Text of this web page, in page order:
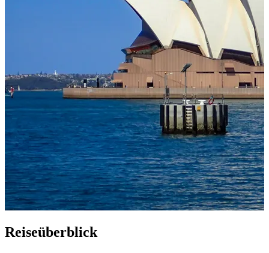
Reiseüberblick